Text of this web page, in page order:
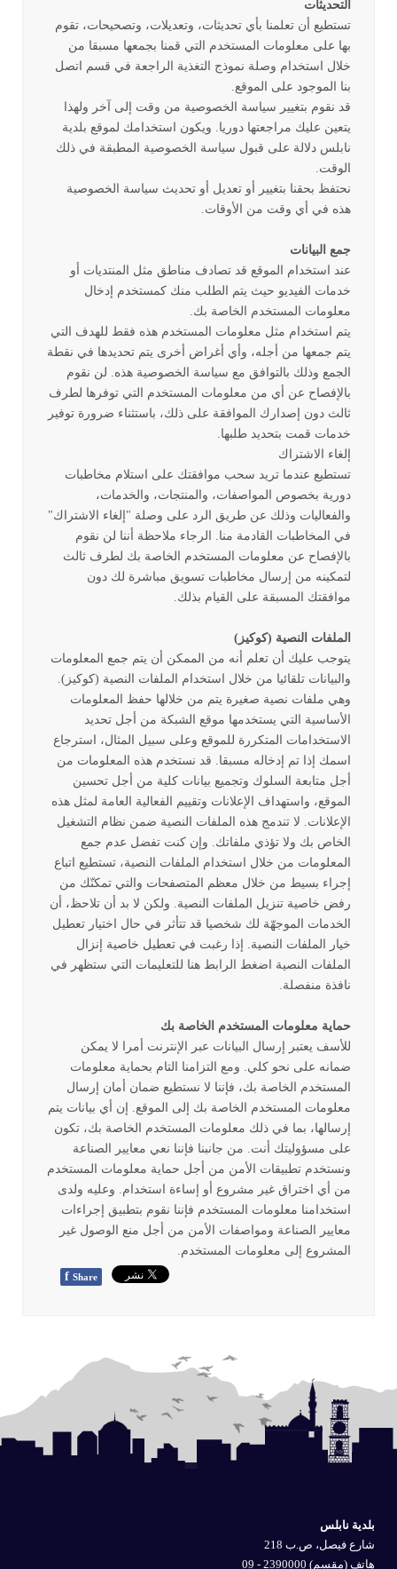
التحديثات
تستطيع أن تعلمنا بأي تحديثات، وتعديلات، وتصحيحات، تقوم
بها على معلومات المستخدم التي قمنا بجمعها مسبقا من
خلال استخدام وصلة نموذج التغذية الراجعة في قسم اتصل
بنا الموجود على الموقع.
قد نقوم بتغيير سياسة الخصوصية من وقت إلى آخر ولهذا
يتعين عليك مراجعتها دوريا. ويكون استخدامك لموقع بلدية
نابلس دلالة على قبول سياسة الخصوصية المطبقة في ذلك
الوقت.
نحتفظ بحقنا بتغيير أو تعديل أو تحديث سياسة الخصوصية
هذه في أي وقت من الأوقات.
جمع البيانات
عند استخدام الموقع قد تصادف مناطق مثل المنتديات أو
خدمات الفيديو حيث يتم الطلب منك كمستخدم إدخال
معلومات المستخدم الخاصة بك.
يتم استخدام مثل معلومات المستخدم هذه فقط للهدف التي
يتم جمعها من أجله، وأي أغراض أخرى يتم تحديدها في نقطة
الجمع وذلك بالتوافق مع سياسة الخصوصية هذه. لن نقوم
بالإفصاح عن أي من معلومات المستخدم التي توفرها لطرف
ثالث دون إصدارك الموافقة على ذلك، باستثناء ضرورة توفير
خدمات قمت بتحديد طلبها.
إلغاء الاشتراك
تستطيع عندما تريد سحب موافقتك على استلام مخاطبات
دورية بخصوص المواصفات، والمنتجات، والخدمات،
والفعاليات وذلك عن طريق الرد على وصلة "إلغاء الاشتراك"
في المخاطبات القادمة منا. الرجاء ملاحظة أننا لن نقوم
بالإفصاح عن معلومات المستخدم الخاصة بك لطرف ثالث
لتمكينه من إرسال مخاطبات تسويق مباشرة لك دون
موافقتك المسبقة على القيام بذلك.
الملفات النصية (كوكيز)
يتوجب عليك أن تعلم أنه من الممكن أن يتم جمع المعلومات
والبيانات تلقائيا من خلال استخدام الملفات النصية (كوكيز).
وهي ملفات نصية صغيرة يتم من خلالها حفظ المعلومات
الأساسية التي يستخدمها موقع الشبكة من أجل تحديد
الاستخدامات المتكررة للموقع وعلى سبيل المثال، استرجاع
اسمك إذا تم إدخاله مسبقا. قد نستخدم هذه المعلومات من
أجل متابعة السلوك وتجميع بيانات كلية من أجل تحسين
الموقع، واستهداف الإعلانات وتقييم الفعالية العامة لمثل هذه
الإعلانات. لا تندمج هذه الملفات النصية ضمن نظام التشغيل
الخاص بك ولا تؤذي ملفاتك. وإن كنت تفضل عدم جمع
المعلومات من خلال استخدام الملفات النصية، تستطيع اتباع
إجراء بسيط من خلال معظم المتصفحات والتي تمكنّك من
رفض خاصية تنزيل الملفات النصية. ولكن لا بد أن تلاحظ، أن
الخدمات الموجهّة لك شخصيا قد تتأثر في حال اختيار تعطيل
خيار الملفات النصية. إذا رغبت في تعطيل خاصية إنزال
الملفات النصية اضغط الرابط هنا للتعليمات التي ستظهر في
نافذة منفصلة.
حماية معلومات المستخدم الخاصة بك
للأسف يعتبر إرسال البيانات عبر الإنترنت أمرا لا يمكن
ضمانه على نحو كلي. ومع التزامنا التام بحماية معلومات
المستخدم الخاصة بك، فإننا لا نستطيع ضمان أمان إرسال
معلومات المستخدم الخاصة بك إلى الموقع. إن أي بيانات يتم
إرسالها، بما في ذلك معلومات المستخدم الخاصة بك، تكون
على مسؤوليتك أنت. من جانبنا فإننا نعي معايير الصناعة
ونستخدم تطبيقات الأمن من أجل حماية معلومات المستخدم
من أي اختراق غير مشروع أو إساءة استخدام. وعليه ولدى
استخدامنا معلومات المستخدم فإننا نقوم بتطبيق إجراءات
معايير الصناعة ومواصفات الأمن من أجل منع الوصول غير
المشروع إلى معلومات المستخدم.
f Share
بلدية نابلس
شارع فيصل، ص.ب 218
هاتف (مقسم) 2390000 - 09